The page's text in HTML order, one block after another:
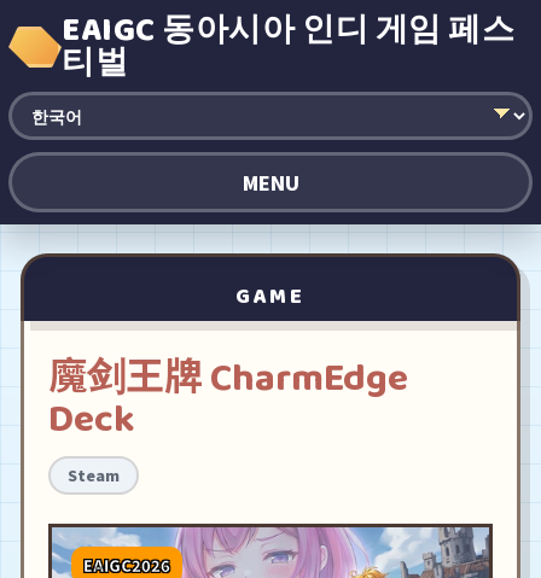
EAIGC 동아시아 인디 게임 페스
티벌
MENU
GAME
魔剑王牌 CharmEdge
Deck
Steam
EAIGC2026